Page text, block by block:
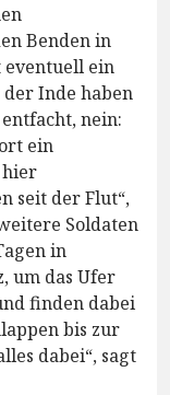
Benden in
eventuell ein
Inde haben
nein:
ein
hier
seit der Flut“,
Soldaten
in
um das Ufer
finden dabei
bis zur
dabei“, sagt